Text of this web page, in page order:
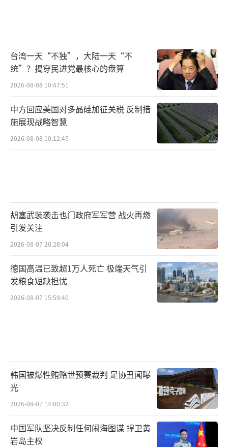
台湾一天“不独”，大陆一天“不
统”？揭穿民进党最核心的盘算
2026-08-08 10:47:51
中方回应美国对多晶硅加征关税 反制措
施展现战略智慧
2026-08-08 10:12:45
胡塞武装袭击也门政府军军营 战火再燃
引发关注
2026-08-07 20:28:04
德国高温已致超1万人死亡 极端天气引
发粮食短缺担忧
2026-08-07 15:59:40
韩国被爆性贿赂世预赛裁判 足协丑闻曝
光
2026-08-07 14:00:32
中国军队坚决反制任何闹海图谋 捍卫黄
岩岛主权